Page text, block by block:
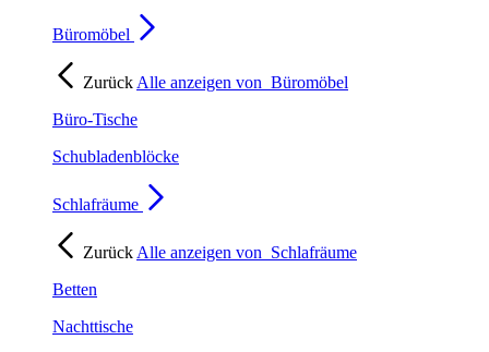
Büromöbel
Zurück Alle anzeigen von Büromöbel
Büro-Tische
Schubladenblöcke
Schlafräume
Zurück Alle anzeigen von Schlafräume
Betten
Nachttische